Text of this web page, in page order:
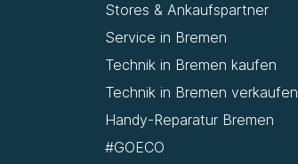
Stores & Ankaufspartner
Service in Bremen
Technik in Bremen kaufen
Technik in Bremen verkaufen
Handy-Reparatur Bremen
#GOECO